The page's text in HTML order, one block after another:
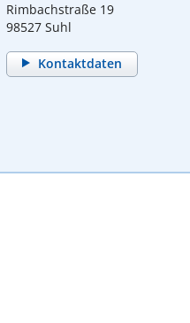
Rimbachstraße 19
98527 Suhl
Kontaktdaten